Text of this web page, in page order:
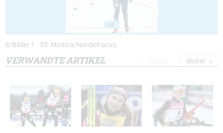
55
© Bilder 1 - 55: Modica/NordicFocus;
VERWANDTE ARTIKEL Weiter